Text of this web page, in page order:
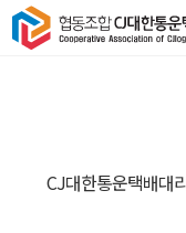
CJ대한통운택배대